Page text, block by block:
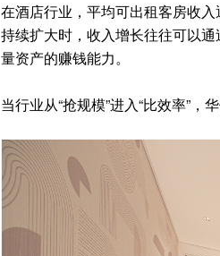
在酒店行业，平均可出租客房收
持续扩大时，收入增长往往可以
量资产的赚钱能力。
当行业从“抢规模”进入“比效率”，